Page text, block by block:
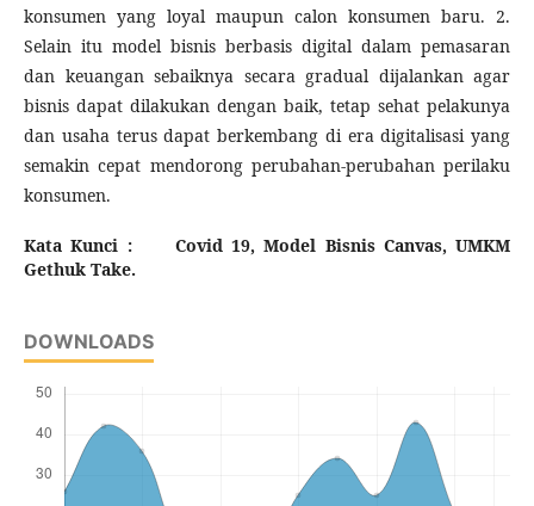
konsumen yang loyal maupun calon konsumen baru. 2.
Selain itu model bisnis berbasis digital dalam pemasaran
dan keuangan sebaiknya secara gradual dijalankan agar
bisnis dapat dilakukan dengan baik, tetap sehat pelakunya
dan usaha terus dapat berkembang di era digitalisasi yang
semakin cepat mendorong perubahan-perubahan perilaku
konsumen.
Kata Kunci : Covid 19, Model Bisnis Canvas, UMKM
Gethuk Take.
DOWNLOADS